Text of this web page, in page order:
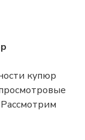
купюр